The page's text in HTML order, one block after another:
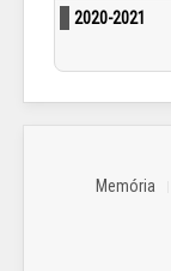
2020-2021
Memória